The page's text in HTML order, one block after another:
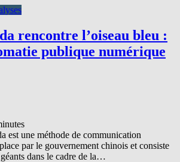
rencontre l’oiseau bleu :
publique numérique
est une méthode de communication
par le gouvernement chinois et consiste
dans le cadre de la…